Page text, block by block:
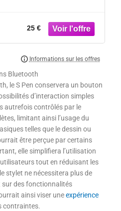
25 €
Bluetooth
le S Pen conservera un bouton
d’interaction simples
autrefois contrôlés par le
limitant ainsi l’usage du
telles que le dessin ou
être perçue par certains
elle simplifiera l’utilisation
tout en réduisant les
stylet ne nécessitera plus de
sur des fonctionnalités
ainsi viser uneexpérience
contraintes.